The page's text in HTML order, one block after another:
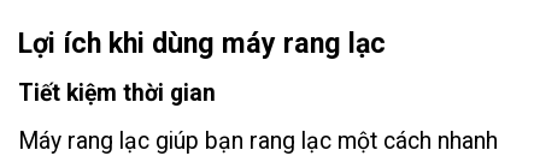
Lợi ích khi dùng máy rang lạc
Tiết kiệm thời gian
Máy rang lạc giúp bạn rang lạc một cách nhanh